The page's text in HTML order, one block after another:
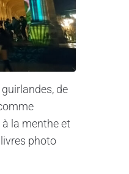
de
la menthe et
photo